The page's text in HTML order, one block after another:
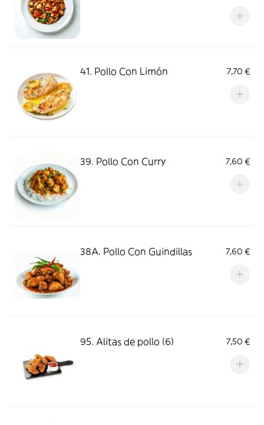
41. Pollo Con Limón 7,70 €
39. Pollo Con Curry 7,60 €
38A. Pollo Con Guindillas 7,60 €
95. Alitas de pollo (6) 7,50 €